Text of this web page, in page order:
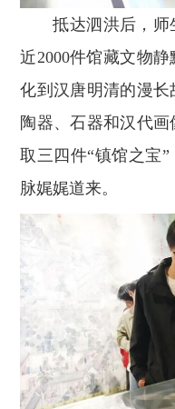
抵达泗洪后，师
近2000件馆藏文物
化到汉唐明清的漫
陶器、石器和汉代
取三四件“镇馆之宝
脉娓娓道来。